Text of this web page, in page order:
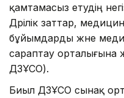
қамтамасыз етудің
Дәрілік заттар,
бұйымдарды және
сараптау орталығына
ДЗҰСО).
Биыл ДЗҰСО сынақ